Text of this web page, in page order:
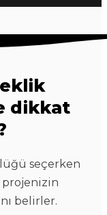
dikkat
seçerken
projenizin
belirler.